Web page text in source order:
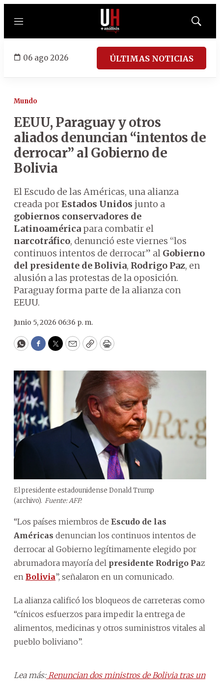
Menú
Mostrar
06 ago 2026 ÚLTIMAS NOTICIAS
Mundo
EEUU, Paraguay y otros
aliados denuncian “intentos de
derrocar” al Gobierno de
Bolivia
El Escudo de las Américas, una alianza
creada porEstados Unidos junto a
gobiernos conservadores de
Latinoamérica para combatir el
narcotráfico, denunció este viernes “los
continuos intentos de derrocar” al Gobierno
del presidente de Bolivia, Rodrigo Paz, en
alusión a las protestas de la oposición.
Paraguay forma parte de la alianza con
EEUU.
Junio 5, 2026 06:36 p. m.
WhatsApp
Facebook
Twitter
EmailCopyPrint
El presidente estadounidense Donald Trump
(archivo). Fuente: AFP.
“Los países miembros de Escudo de las
Américas denuncian los continuos intentos de
derrocar al Gobierno legítimamente elegido por
abrumadora mayoría del presidente Rodrigo Paz
en Bolivia”, señalaron en un comunicado.
La alianza calificó los bloqueos de carreteras como
“cínicos esfuerzos para impedir la entrega de
alimentos, medicinas y otros suministros vitales al
pueblo boliviano”.
Lea más:Renuncian dos ministros de Bolivia tras un